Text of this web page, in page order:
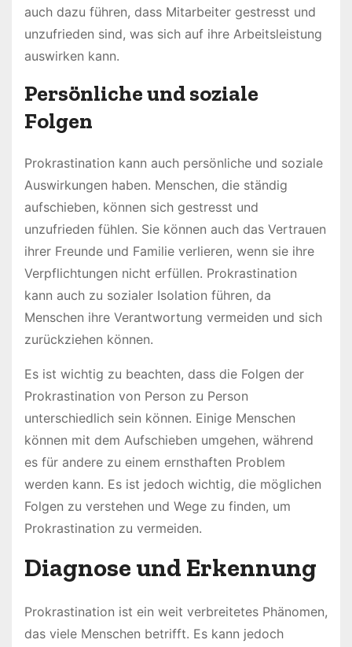
auch dazu führen, dass Mitarbeiter gestresst und
unzufrieden sind, was sich auf ihre Arbeitsleistung
auswirken kann.
Persönliche und soziale
Folgen
Prokrastination kann auch persönliche und soziale
Auswirkungen haben. Menschen, die ständig
aufschieben, können sich gestresst und
unzufrieden fühlen. Sie können auch das Vertrauen
ihrer Freunde und Familie verlieren, wenn sie ihre
Verpflichtungen nicht erfüllen. Prokrastination
kann auch zu sozialer Isolation führen, da
Menschen ihre Verantwortung vermeiden und sich
zurückziehen können.
Es ist wichtig zu beachten, dass die Folgen der
Prokrastination von Person zu Person
unterschiedlich sein können. Einige Menschen
können mit dem Aufschieben umgehen, während
es für andere zu einem ernsthaften Problem
werden kann. Es ist jedoch wichtig, die möglichen
Folgen zu verstehen und Wege zu finden, um
Prokrastination zu vermeiden.
Diagnose und Erkennung
Prokrastination ist ein weit verbreitetes Phänomen,
das viele Menschen betrifft. Es kann jedoch